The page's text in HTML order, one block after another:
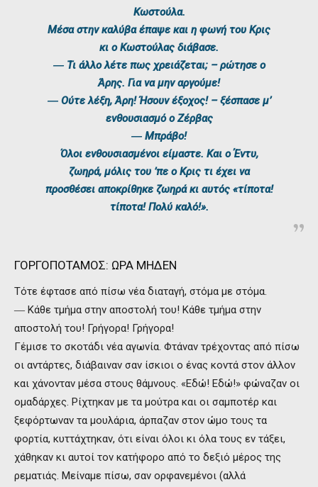
Κωστούλα.
Μέσα στην καλύβα έπαψε και η φωνή του Κρις
κι ο Κωστούλας διάβασε.
― Τι άλλο λέτε πως χρειάζεται; – ρώτησε ο
Άρης. Για να μην αργούμε!
― Ούτε λέξη, Άρη! Ήσουν έξοχος! – ξέσπασε μ’
ενθουσιασμό ο Ζέρβας
― Μπράβο!
Όλοι ενθουσιασμένοι είμαστε. Και ο Έντυ,
ζωηρά, μόλις του ’πε ο Κρις τι έχει να
προσθέσει αποκρίθηκε ζωηρά κι αυτός «τίποτα!
τίποτα! Πολύ καλό!».
ΓΟΡΓΟΠΟΤΑΜΟΣ: ΩΡΑ ΜΗΔΕΝ
Τότε έφτασε από πίσω νέα διαταγή, στόμα με στόμα.
― Κάθε τμήμα στην αποστολή του! Κάθε τμήμα στην
αποστολή του! Γρήγορα! Γρήγορα!
Γέμισε το σκοτάδι νέα αγωνία. Φτάναν τρέχοντας από πίσω
οι αντάρτες, διάβαιναν σαν ίσκιοι ο ένας κοντά στον άλλον
και χάνονταν μέσα στους θάμνους. «Εδώ! Εδώ!» φώναζαν οι
ομαδάρχες. Ρίχτηκαν με τα μούτρα και οι σαμποτέρ και
ξεφόρτωναν τα μουλάρια, άρπαζαν στον ώμο τους τα
φορτία, κυττάχτηκαν, ότι είναι όλοι κι όλα τους εν τάξει,
χάθηκαν κι αυτοί τον κατήφορο από το δεξιό μέρος της
ρεματιάς. Μείναμε πίσω, σαν ορφανεμένοι (αλλά